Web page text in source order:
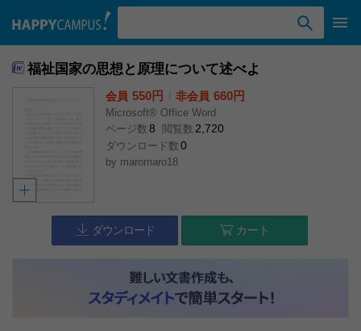
福祉国家の思想と原理について述べよ
会員 550円 非会員 660円
Microsoft® Office Word
ページ数 8 閲覧数 2,720
ダウンロード数 0
by maromaro18
ダウンロード カート